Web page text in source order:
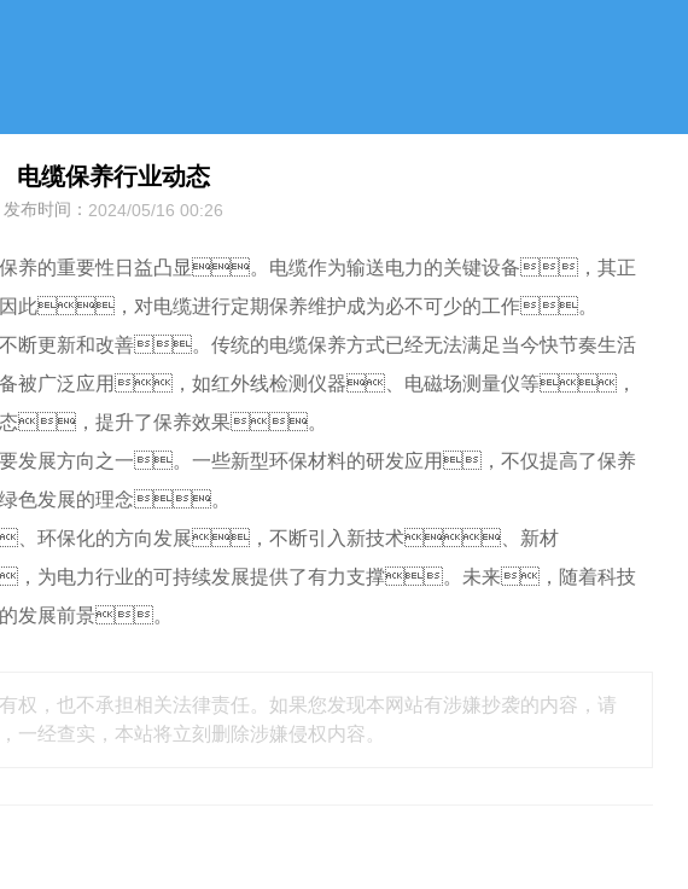
电缆保养行业动态
发布时间： 2024/05/16 00:26
养的重要性日益凸显。电缆作为输送电力的关键设备，其正
此，对电缆进行定期保养维护成为必不可少的工作。
更新和改善。传统的电缆保养方式已经无法满足当今快节奏生活
被广泛应用，如红外线检测仪器、电磁场测量仪等，
态，提升了保养效果。
发展方向之一。一些新型环保材料的研发应用，不仅提高了保养
色发展的理念。
、环保化的方向发展，不断引入新技术、新材
电力行业的可持续发展提供了有力支撑。未来，随着科技
发展前景。
，也不承担相关法律责任。如果您发现本网站有涉嫌抄袭的内容，请
一经查实，本站将立刻删除涉嫌侵权内容。